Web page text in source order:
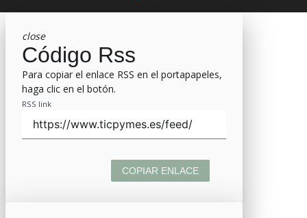
close
Código Rss
Para copiar el enlace RSS en el portapapeles,
haga clic en el botón.
RSS link
COPIAR ENLACE